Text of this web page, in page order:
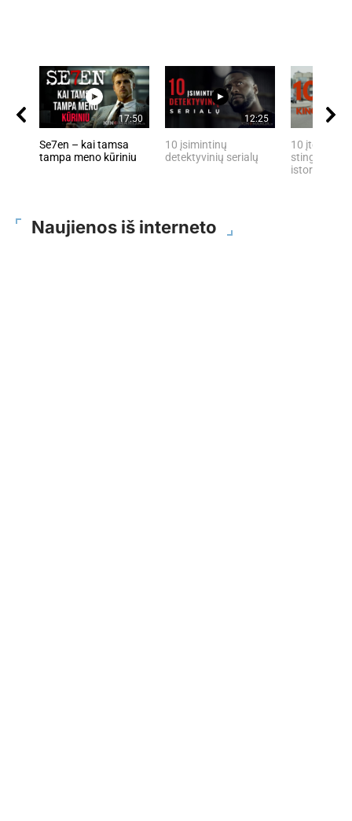
17:50
Se7en – kai tamsa
tampa meno kūriniu
12:25
10 įsimintinų
detektyvinių serialų
10 įtemptų,
stingdančių
istorijų
Naujienos iš interneto